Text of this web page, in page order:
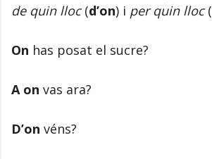
de quin lloc(d’on) i per quin lloc(
On has posat el sucre?
A on vas ara?
D’on véns?